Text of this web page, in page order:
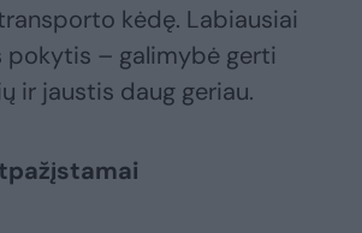
kėdę. Labiausiai
– galimybė gerti
ir jaustis daug geriau.